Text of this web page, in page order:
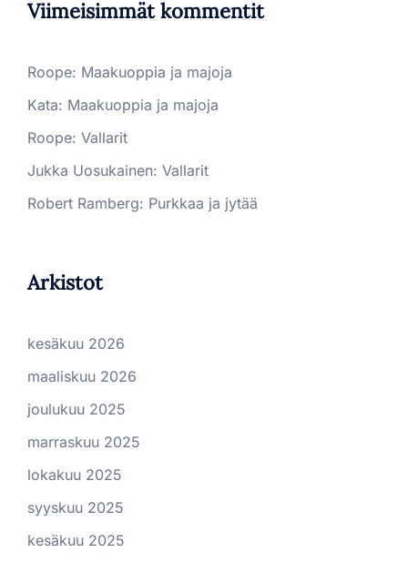
Viimeisimmät kommentit
Roope: Maakuoppia ja majoja
Kata: Maakuoppia ja majoja
Roope: Vallarit
Jukka Uosukainen: Vallarit
Robert Ramberg: Purkkaa ja jytää
Arkistot
kesäkuu 2026
maaliskuu 2026
joulukuu 2025
marraskuu 2025
lokakuu 2025
syyskuu 2025
kesäkuu 2025